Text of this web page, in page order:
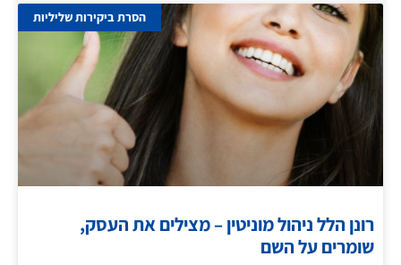
הסרת ביקירות שליליות
רונן הלל ניהול מוניטין – מצילים את העסק,
שומרים על השם